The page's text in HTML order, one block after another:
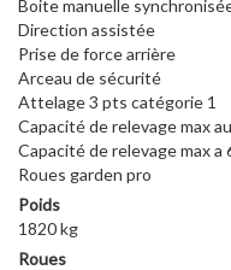
Boite manuelle
Direction assistée
Prise de force arrière
Arceau de sécurité
Attelage 3 pts catégorie 1
Capacité de relevage max
Capacité de relevage max a
Roues garden pro
Poids
1820 kg
Roues